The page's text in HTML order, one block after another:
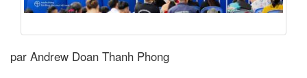
par Andrew Doan Thanh Phong